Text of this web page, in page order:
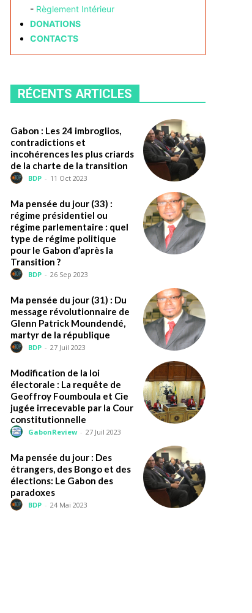
- Règlement Intérieur
DONATIONS
CONTACTS
RÉCENTS ARTICLES
Gabon : Les 24 imbroglios,
contradictions et
incohérences les plus criards
de la charte de la transition
BDP - 11 Oct 2023
Ma pensée du jour (33) :
régime présidentiel ou
régime parlementaire : quel
type de régime politique
pour le Gabon d’après la
Transition ?
BDP - 26 Sep 2023
Ma pensée du jour (31) : Du
message révolutionnaire de
Glenn Patrick Moundendé,
martyr de la république
BDP - 27 Juil 2023
Modification de la loi
électorale : La requête de
Geoffroy Foumboula et Cie
jugée irrecevable par la Cour
constitutionnelle
GabonReview - 27 Juil 2023
Ma pensée du jour : Des
étrangers, des Bongo et des
élections: Le Gabon des
paradoxes
BDP - 24 Mai 2023